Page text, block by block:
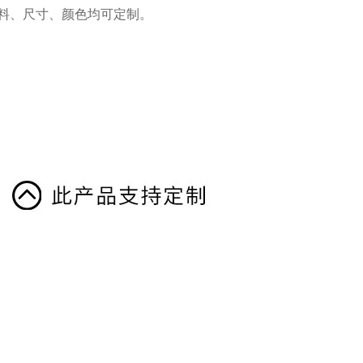
、尺寸、颜色均可定制。